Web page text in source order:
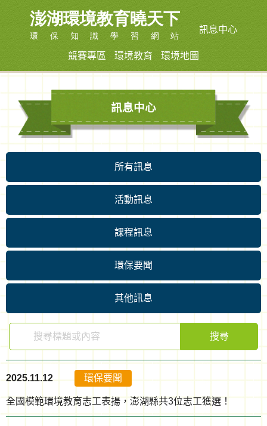
訊息中心
競賽專區 環境教育 環境地圖
訊息中心
所有訊息
活動訊息
課程訊息
環保要聞
其他訊息
搜尋
2025.11.12 環保要聞
全國模範環境教育志工表揚，澎湖縣共3位志工獲選！